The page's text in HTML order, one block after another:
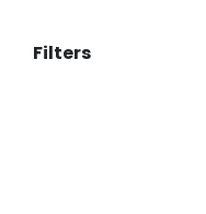
Filters